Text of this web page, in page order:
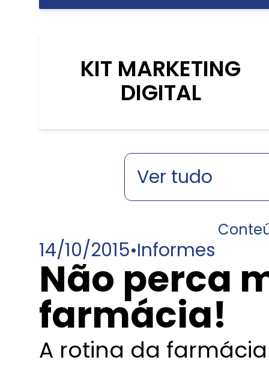
KIT MARKETING
DIGITAL
14/10/2015•Informes
Não perca
farmácia!
A rotina da